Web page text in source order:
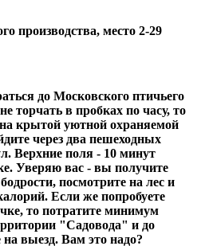
производства, место 2-29
до Московского птичьего
торчать в пробках по часу, то
крытой уютной охраняемой
через два пешеходных
Верхние поля - 10 минут
Уверяю вас - вы получите
посмотрите на лес и
Если же попробуете
то потратите минимум
"Садовода" и до
выезд. Вам это надо?